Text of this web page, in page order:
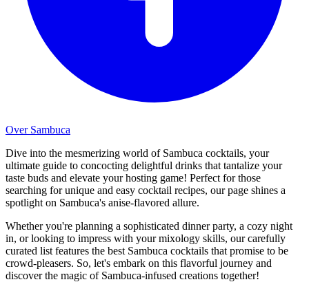
Over Sambuca
Dive into the mesmerizing world of Sambuca cocktails, your
ultimate guide to concocting delightful drinks that tantalize your
taste buds and elevate your hosting game! Perfect for those
searching for unique and easy cocktail recipes, our page shines a
spotlight on Sambuca's anise-flavored allure.
Whether you're planning a sophisticated dinner party, a cozy night
in, or looking to impress with your mixology skills, our carefully
curated list features the best Sambuca cocktails that promise to be
crowd-pleasers. So, let's embark on this flavorful journey and
discover the magic of Sambuca-infused creations together!